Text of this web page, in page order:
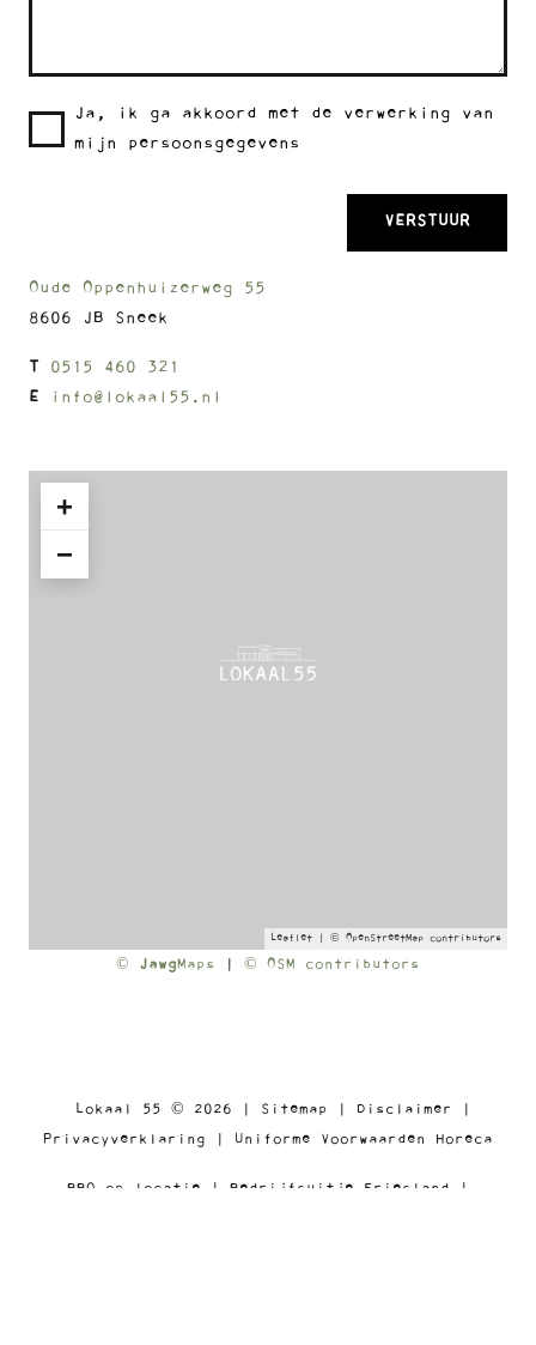
Ja, ik ga akkoord met de verwerking van
mijn persoonsgegevens
Oude Oppenhuizerweg 55
8606 JB Sneek
T 0515 460 321
E
info@lokaal55.nl
+
−
Leaflet | © OpenStreetMap contributors
© JawgMaps | © OSM contributors
Lokaal 55 © 2026 | Sitemap | Disclaimer |
Privacyverklaring | Uniforme Voorwaarden Horeca
BBQ op locatie | Bedrijfsuitje Friesland |